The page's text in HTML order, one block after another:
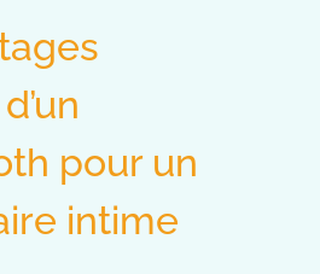
pour un
intime